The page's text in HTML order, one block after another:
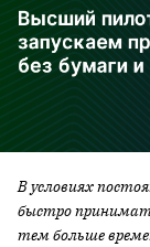
В условиях
быстро
тем больше